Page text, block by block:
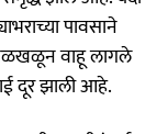
पावसाने
वाहू लागले
दूर झाली आहे.